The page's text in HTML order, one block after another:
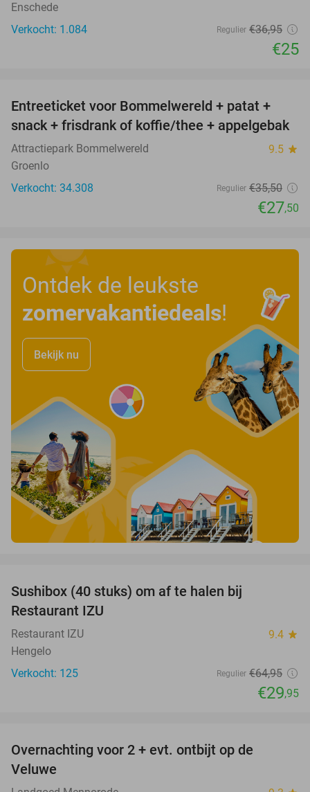
Enschede
Verkocht: 1.084
Regulier €36,95
€25
23%
Entreeticket voor Bommelwereld + patat +
snack + frisdrank of koffie/thee + appelgebak
Attractiepark Bommelwereld 9.5 star
Groenlo
Verkocht: 34.308
Regulier €35,50
€27,50
Ontdek de leukste
zomervakantiedeals!
Bekijk nu
Sushibox (40 stuks) om af te halen bij
Restaurant IZU
Restaurant IZU 9.4 star
Hengelo
Verkocht: 125
Regulier €64,95
€29,95
Overnachting voor 2 + evt. ontbijt op de
Veluwe